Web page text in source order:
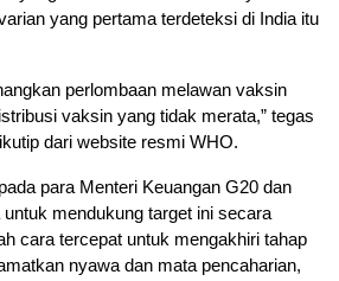
yang pertama terdeteksi di India itu
perlombaan melawan vaksin
vaksin yang tidak merata,” tegas
dari website resmi WHO.
para Menteri Keuangan G20 dan
mendukung target ini secara
cara tercepat untuk mengakhiri tahap
nyawa dan mata pencaharian,